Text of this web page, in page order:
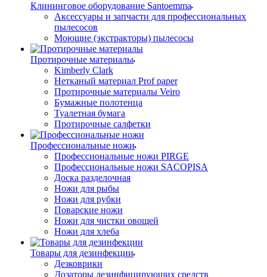
Клининговое оборудование Santoemma
Аксессуары и запчасти для профессиональных
пылесосов
Моющие (экстракторы) пылесосы
Протирочные материалы
Kimberly Clark
Нетканый материал Prof paper
Протирочные материалы Veiro
Бумажные полотенца
Туалетная бумага
Протирочные салфетки
Профессиональные ножи
Профессиональные ножи PIRGE
Профессиональные ножи SACOPISA
Доска разделочная
Ножи для рыбы
Ножи для рубки
Поварские ножи
Ножи для чистки овощей
Ножи для хлеба
Товары для дезинфекции
Дезковрики
Дозаторы дезинфицирующих средств